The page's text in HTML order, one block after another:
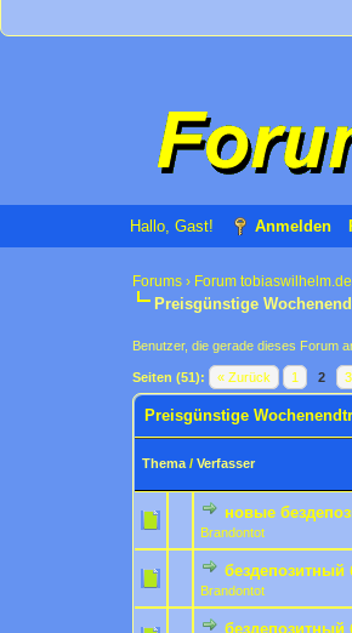
Hallo, Gast! Anmelden
Forums › Forum tobiaswilhelm.de
Preisgünstige
Benutzer, die gerade dieses Forum
Seiten (51): « Zurück 1 2 3
Preisgünstige
Thema /Verfasser
новые
Brandontot
Brandontot
бездепозитный